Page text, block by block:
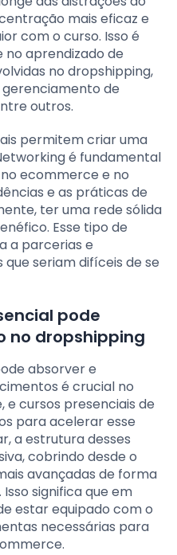
mais eficaz e
com o curso. Isso é
aprendizado de
no dropshipping,
de
outros.
permitem criar uma
é fundamental
ecommerce e no
e as práticas de
ter uma rede sólida
Esse tipo de
a parcerias e
seriam difíceis de se
pode
no dropshipping
absorver e
é crucial no
e cursos presenciais de
para acelerar esse
a estrutura desses
cobrindo desde o
avançadas de forma
significa que em
estar equipado com o
necessárias para